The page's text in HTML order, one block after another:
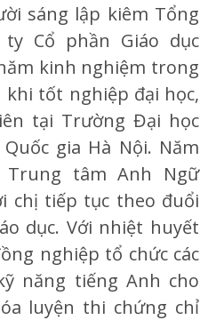
sáng lập kiêm Tổng
ty Cổ phần Giáo dục
kinh nghiệm trong
khi tốt nghiệp đại học,
tại Trường Đại học
gia Hà Nội. Năm
Trung tâm Anh Ngữ
chị tiếp tục theo đuổi
dục. Với nhiệt huyết
nghiệp tổ chức các
năng tiếng Anh cho
luyện thi chứng chỉ